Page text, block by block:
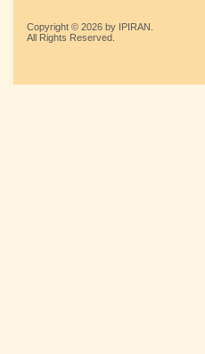
Copyright © 2026 by IPIRAN.
All Rights Reserved.